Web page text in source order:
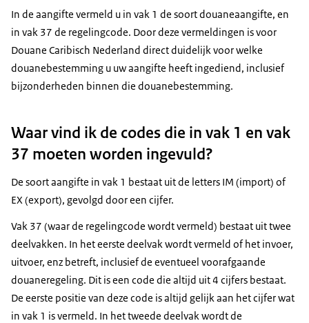
In de aangifte vermeld u in vak 1 de soort douaneaangifte, en
in vak 37 de regelingcode. Door deze vermeldingen is voor
Douane Caribisch Nederland direct duidelijk voor welke
douanebestemming u uw aangifte heeft ingediend, inclusief
bijzonderheden binnen die douanebestemming.
Waar vind ik de codes die in vak 1 en vak
37 moeten worden ingevuld?
De soort aangifte in vak 1 bestaat uit de letters IM (import) of
EX (export), gevolgd door een cijfer.
Vak 37 (waar de regelingcode wordt vermeld) bestaat uit twee
deelvakken. In het eerste deelvak wordt vermeld of het invoer,
uitvoer, enz betreft, inclusief de eventueel voorafgaande
douaneregeling. Dit is een code die altijd uit 4 cijfers bestaat.
De eerste positie van deze code is altijd gelijk aan het cijfer wat
in vak 1 is vermeld. In het tweede deelvak wordt de